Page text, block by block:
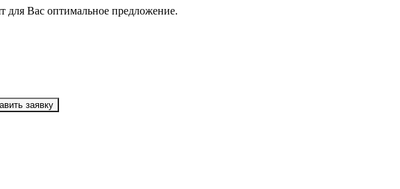
для Вас оптимальное предложение.
заявку